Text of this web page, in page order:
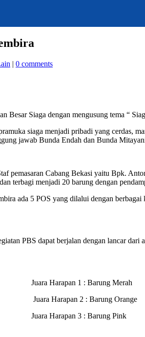
| 0 comments
Besar Siaga dengan mengusung tema “
siaga menjadi pribadi yang cerdas,
jawab Bunda Endah dan Bunda
pemasaran Cabang Bekasi yaitu Bpk.
terbagi menjadi 20 barung dengan
ada 5 POS yang dilalui dengan
PBS dapat berjalan dengan lancar
1 : Barung Merah
2 : Barung Orange
3 : Barung Pink